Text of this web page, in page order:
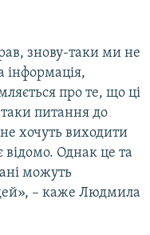
знову-таки ми не
про те, що ці
питання до
хочуть виходити
відомо. Однак це та
можуть
– каже Людмила